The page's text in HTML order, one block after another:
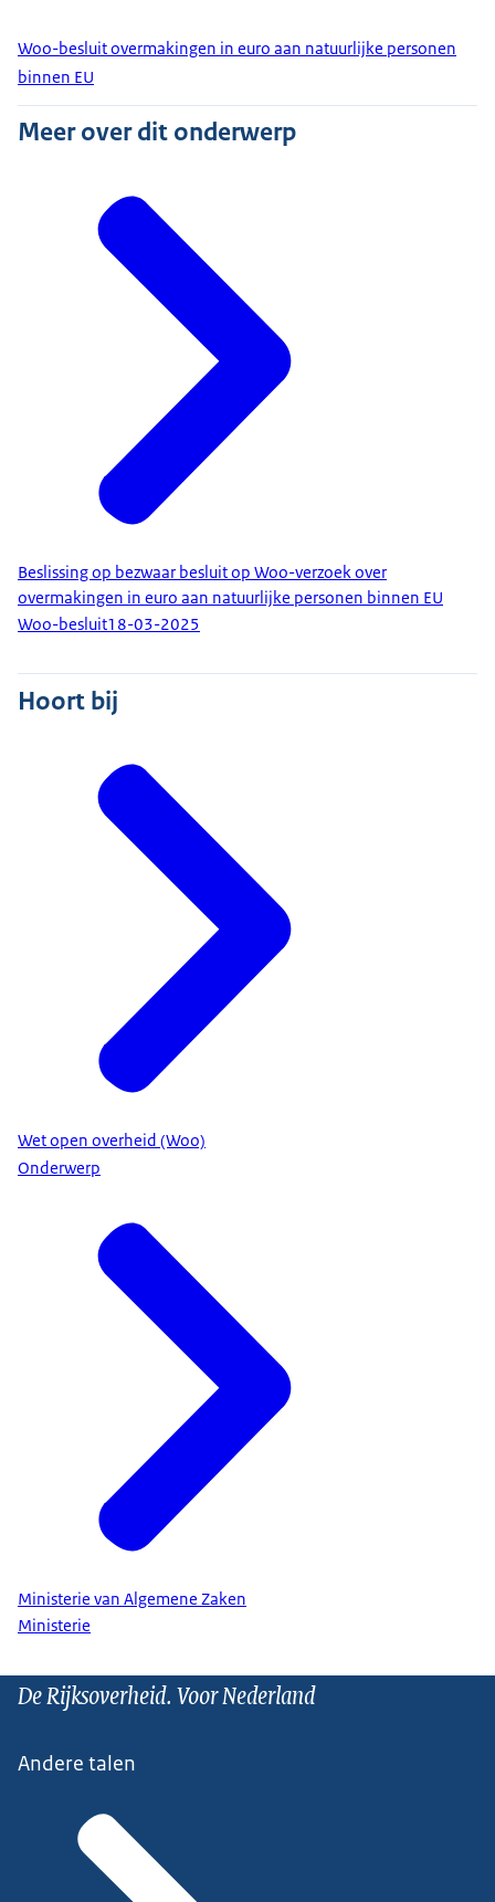
Woo-besluit overmakingen in euro aan natuurlijke personen
binnen EU
Meer over dit onderwerp
Beslissing op bezwaar besluit op Woo-verzoek over
overmakingen in euro aan natuurlijke personen binnen EU
Woo-besluit18-03-2025
Hoort bij
Wet open overheid (Woo)
Onderwerp
Ministerie van Algemene Zaken
Ministerie
De Rijksoverheid. Voor Nederland
Andere talen